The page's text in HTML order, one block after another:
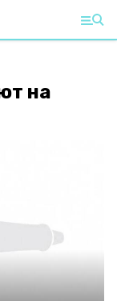
на